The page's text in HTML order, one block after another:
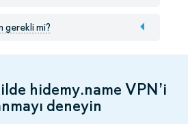
gerekli mi?
hidemy.name VPN’i
deneyin